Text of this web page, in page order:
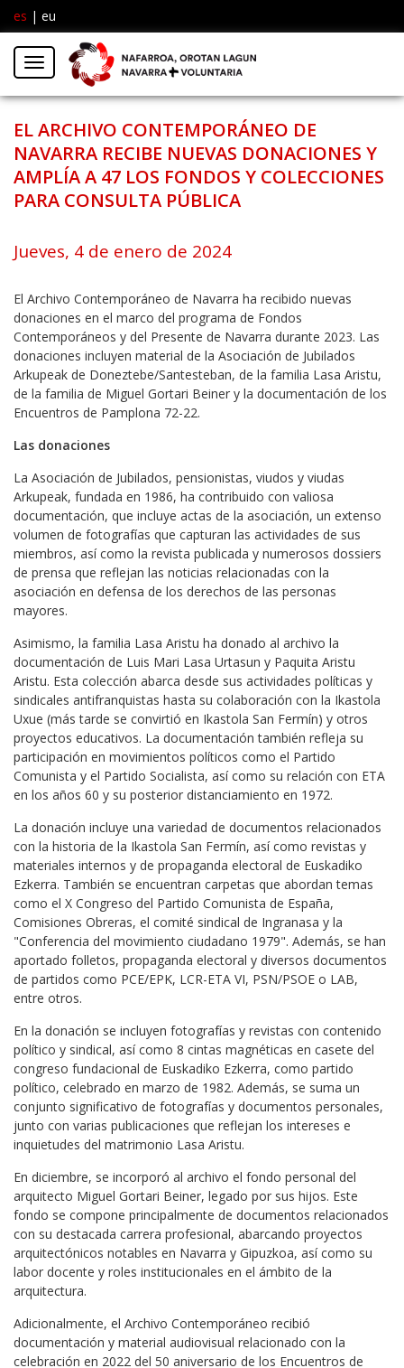
es | eu
Menú
EL ARCHIVO CONTEMPORÁNEO DE
NAVARRA RECIBE NUEVAS DONACIONES Y
AMPLÍA A 47 LOS FONDOS Y COLECCIONES
PARA CONSULTA PÚBLICA
Jueves, 4 de enero de 2024
El Archivo Contemporáneo de Navarra ha recibido nuevas
donaciones en el marco del programa de Fondos
Contemporáneos y del Presente de Navarra durante 2023. Las
donaciones incluyen material de la Asociación de Jubilados
Arkupeak de Doneztebe/Santesteban, de la familia Lasa Aristu,
de la familia de Miguel Gortari Beiner y la documentación de los
Encuentros de Pamplona 72-22.
Las donaciones
La Asociación de Jubilados, pensionistas, viudos y viudas
Arkupeak, fundada en 1986, ha contribuido con valiosa
documentación, que incluye actas de la asociación, un extenso
volumen de fotografías que capturan las actividades de sus
miembros, así como la revista publicada y numerosos dossiers
de prensa que reflejan las noticias relacionadas con la
asociación en defensa de los derechos de las personas
mayores.
Asimismo, la familia Lasa Aristu ha donado al archivo la
documentación de Luis Mari Lasa Urtasun y Paquita Aristu
Aristu. Esta colección abarca desde sus actividades políticas y
sindicales antifranquistas hasta su colaboración con la Ikastola
Uxue (más tarde se convirtió en Ikastola San Fermín) y otros
proyectos educativos. La documentación también refleja su
participación en movimientos políticos como el Partido
Comunista y el Partido Socialista, así como su relación con ETA
en los años 60 y su posterior distanciamiento en 1972.
La donación incluye una variedad de documentos relacionados
con la historia de la Ikastola San Fermín, así como revistas y
materiales internos y de propaganda electoral de Euskadiko
Ezkerra. También se encuentran carpetas que abordan temas
como el X Congreso del Partido Comunista de España,
Comisiones Obreras, el comité sindical de Ingranasa y la
"Conferencia del movimiento ciudadano 1979". Además, se han
aportado folletos, propaganda electoral y diversos documentos
de partidos como PCE/EPK, LCR-ETA VI, PSN/PSOE o LAB,
entre otros.
En la donación se incluyen fotografías y revistas con contenido
político y sindical, así como 8 cintas magnéticas en casete del
congreso fundacional de Euskadiko Ezkerra, como partido
político, celebrado en marzo de 1982. Además, se suma un
conjunto significativo de fotografías y documentos personales,
junto con varias publicaciones que reflejan los intereses e
inquietudes del matrimonio Lasa Aristu.
En diciembre, se incorporó al archivo el fondo personal del
arquitecto Miguel Gortari Beiner, legado por sus hijos. Este
fondo se compone principalmente de documentos relacionados
con su destacada carrera profesional, abarcando proyectos
arquitectónicos notables en Navarra y Gipuzkoa, así como su
labor docente y roles institucionales en el ámbito de la
arquitectura.
Adicionalmente, el Archivo Contemporáneo recibió
documentación y material audiovisual relacionado con la
celebración en 2022 del 50 aniversario de los Encuentros de